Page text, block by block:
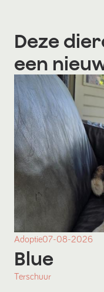
Deze
een
Adoptie07-08-2026
Blue
Terschuur